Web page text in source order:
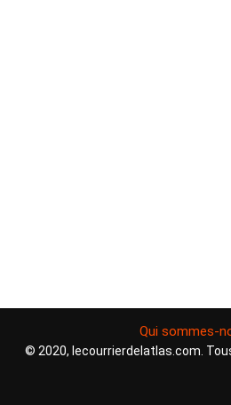
Qui sommes-
© 2020, lecourrierdelatlas.com.